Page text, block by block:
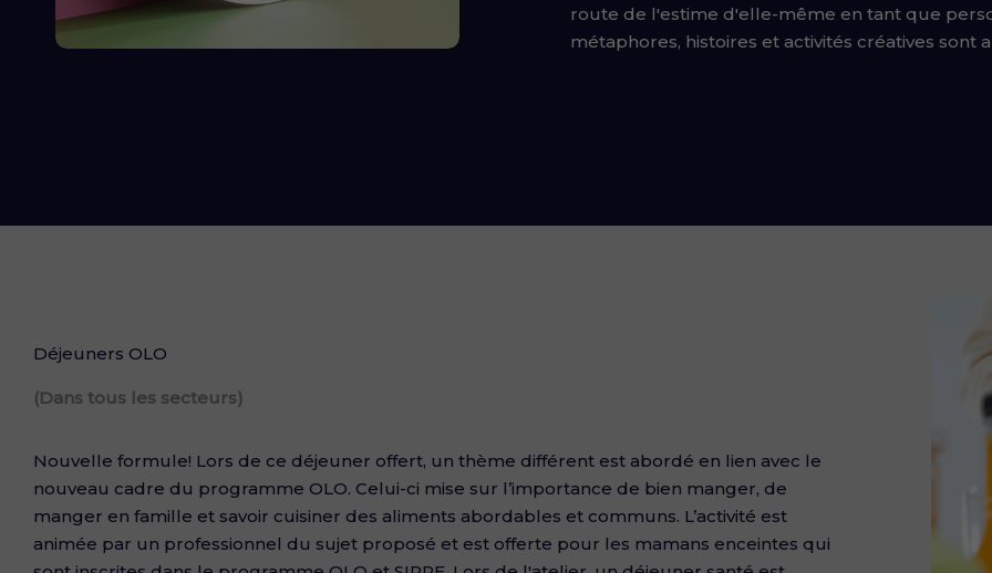
route de l'estime d'elle-même en tant que
métaphores, histoires et activités créatives sont
Déjeuners OLO
(Dans tous les secteurs)
Nouvelle formule! Lors de ce déjeuner offert, un thème différent est abordé en lien avec le
nouveau cadre du programme OLO. Celui-ci mise sur l’importance de bien manger, de
manger en famille et savoir cuisiner des aliments abordables et communs. L’activité est
animée par un professionnel du sujet proposé et est offerte pour les mamans enceintes qui